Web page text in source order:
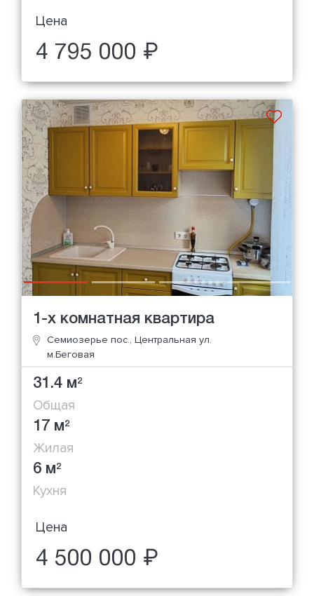
Цена
4 795 000 ₽
1-х комнатная квартира
Семиозерье пос., Центральная ул.
м.Беговая
31.4 м2
Общая
17 м2
Жилая
6 м2
Кухня
Цена
4 500 000 ₽